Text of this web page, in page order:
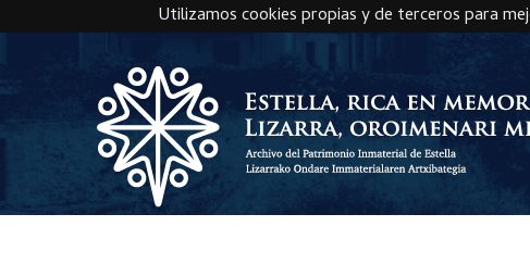
Utilizamos cookies propias y de terceros para